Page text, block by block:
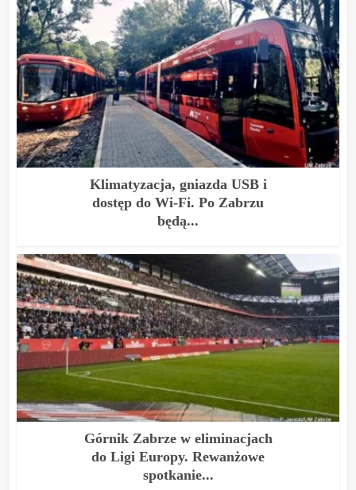
Klimatyzacja, gniazda USB i
dostęp do Wi-Fi. Po Zabrzu
będą...
Górnik Zabrze w eliminacjach
do Ligi Europy. Rewanżowe
spotkanie...